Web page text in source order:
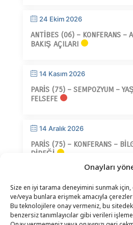
Onayları
Size en iyi tarama deneyimini sunmak
ve/veya bunlara erişmek amacıyla
Bu teknolojilere onay vermeniz, bu
benzersiz tanımlayıcılar gibi verileri
24 Ekim 2026
ANTIBES (06) – KONFERANS –
BAKIŞ AÇILARI
14 Kasım 2026
PARIS (75) – SEMPOZYUM –
FELSEFE
14 Aralık 2026
PARIS (75) – KONFERANS –
DIREĞI